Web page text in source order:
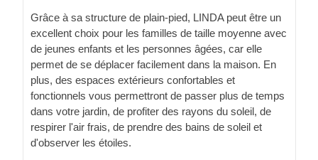
Grâce à sa structure de plain-pied, LINDA peut être un
excellent choix pour les familles de taille moyenne avec
de jeunes enfants et les personnes âgées, car elle
permet de se déplacer facilement dans la maison. En
plus, des espaces extérieurs confortables et
fonctionnels vous permettront de passer plus de temps
dans votre jardin, de profiter des rayons du soleil, de
respirer l'air frais, de prendre des bains de soleil et
d'observer les étoiles.